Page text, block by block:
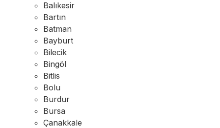
Balıkesir
Bartın
Batman
Bayburt
Bilecik
Bingöl
Bitlis
Bolu
Burdur
Bursa
Çanakkale